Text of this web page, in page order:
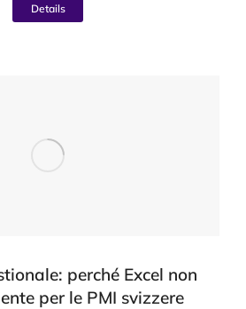
Details
perché Excel non
per le PMI svizzere